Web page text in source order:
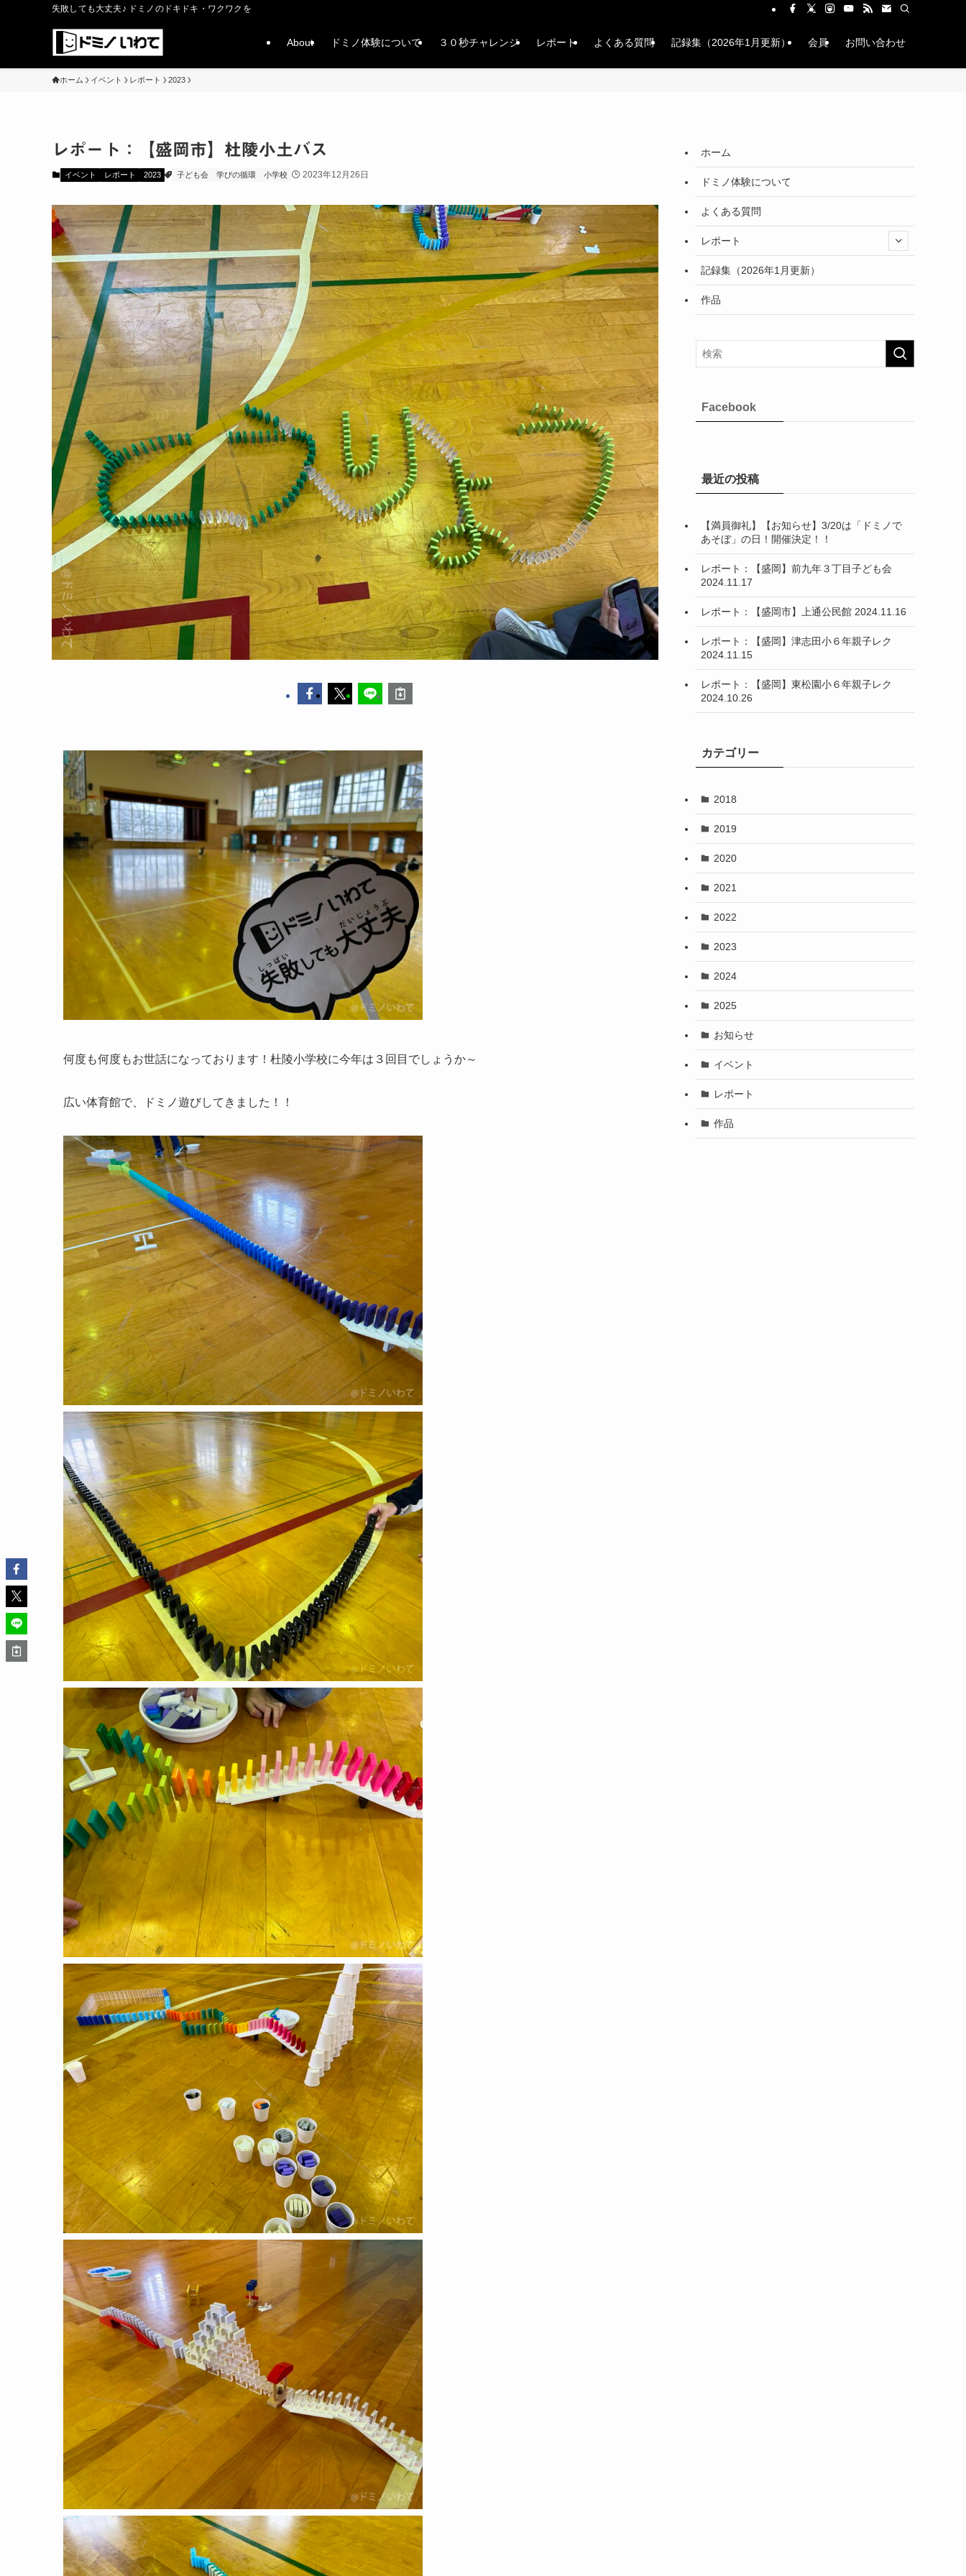
失敗しても大丈夫♪ ドミノのドキドキ・ワクワクを
About ドミノ体験について ３０秒チャレンジ レポート よくある質問 記録集（2026年1月更新） 会員 お問い合わせ
ホーム イベント レポート 2023
レポート：【盛岡市】杜陵小土バス
イベント レポート 2023 子ども会 学びの循環 小学校 2023年12月26日
何度も何度もお世話になっております！杜陵小学校に今年は３回目でしょうか～
広い体育館で、ドミノ遊びしてきました！！
ホーム
ドミノ体験について
よくある質問
レポート
記録集（2026年1月更新）
作品
Facebook
最近の投稿
【満員御礼】【お知らせ】3/20は「ドミノで
あそぼ」の日！開催決定！！
レポート：【盛岡】前九年３丁目子ども会
2024.11.17
レポート：【盛岡市】上通公民館 2024.11.16
レポート：【盛岡】津志田小６年親子レク
2024.11.15
レポート：【盛岡】東松園小６年親子レク
2024.10.26
カテゴリー
2018
2019
2020
2021
2022
2023
2024
2025
お知らせ
イベント
レポート
作品